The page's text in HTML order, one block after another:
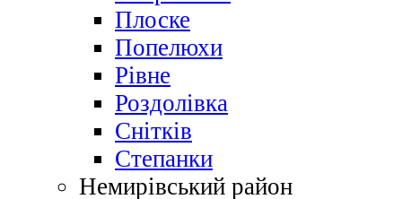
Плоске
Попелюхи
Рівне
Роздолівка
Снітків
Степанки
Немирівський район